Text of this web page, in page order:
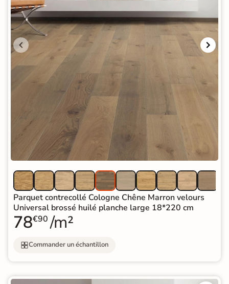
Parquet contrecollé Cologne Chêne Marron velours
Universal brossé huilé planche large 18*220 cm
78€90 /m²
Commander un échantillon